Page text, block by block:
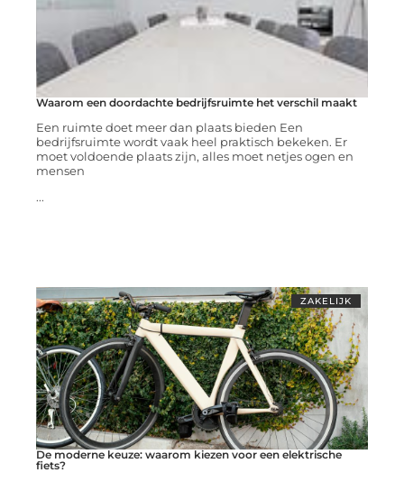
Waarom een doordachte bedrijfsruimte het verschil maakt
Een ruimte doet meer dan plaats bieden Een
bedrijfsruimte wordt vaak heel praktisch bekeken. Er
moet voldoende plaats zijn, alles moet netjes ogen en
mensen
...
ZAKELIJK
De moderne keuze: waarom kiezen voor een elektrische
fiets?